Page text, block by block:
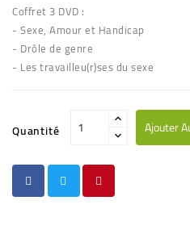
Coffret 3 DVD :
- Sexe, Amour et Handicap
- Drôle de genre
- Les travailleu(r)ses du sexe
Quantité Ajouter